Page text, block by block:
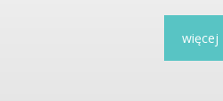
więcej